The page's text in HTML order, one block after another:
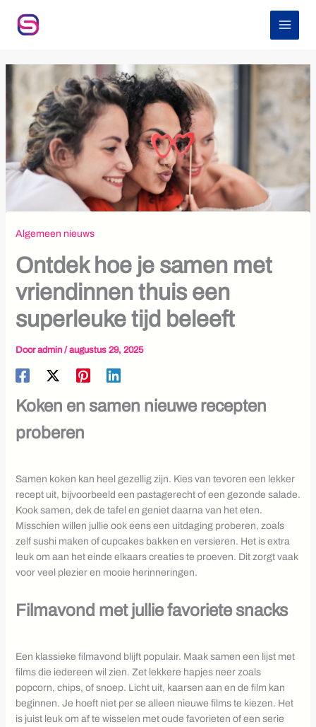
naar
Algemeen nieuws
Ontdek hoe je samen met
vriendinnen thuis een
superleuke tijd beleeft
Dooradmin / augustus 29, 2025
Koken en samen nieuwe recepten
proberen
Samen koken kan heel gezellig zijn. Kies van tevoren een lekker
recept uit, bijvoorbeeld een pastagerecht of een gezonde salade.
Kook samen, dek de tafel en geniet daarna van het eten.
Misschien willen jullie ook eens een uitdaging proberen, zoals
zelf sushi maken of cupcakes bakken en versieren. Het is extra
leuk om aan het einde elkaars creaties te proeven. Dit zorgt vaak
voor veel plezier en mooie herinneringen.
Filmavond met jullie favoriete snacks
Een klassieke filmavond blijft populair. Maak samen een lijst met
films die iedereen wil zien. Zet lekkere hapjes neer zoals
popcorn, chips, of snoep. Licht uit, kaarsen aan en de film kan
beginnen. Je hoeft niet per se alleen nieuwe films te kiezen. Het
is juist leuk om af te wisselen met oude favorieten of een serie
o
e
e